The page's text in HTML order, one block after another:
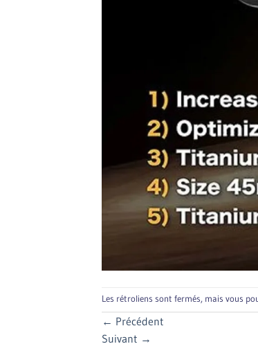
Les rétroliens sont fermés, mais vous
← Précédent
Suivant →